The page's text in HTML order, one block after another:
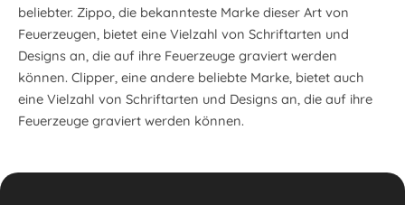
beliebter. Zippo, die bekannteste Marke dieser Art von
Feuerzeugen, bietet eine Vielzahl von Schriftarten und
Designs an, die auf ihre Feuerzeuge graviert werden
können. Clipper, eine andere beliebte Marke, bietet auch
eine Vielzahl von Schriftarten und Designs an, die auf ihre
Feuerzeuge graviert werden können.